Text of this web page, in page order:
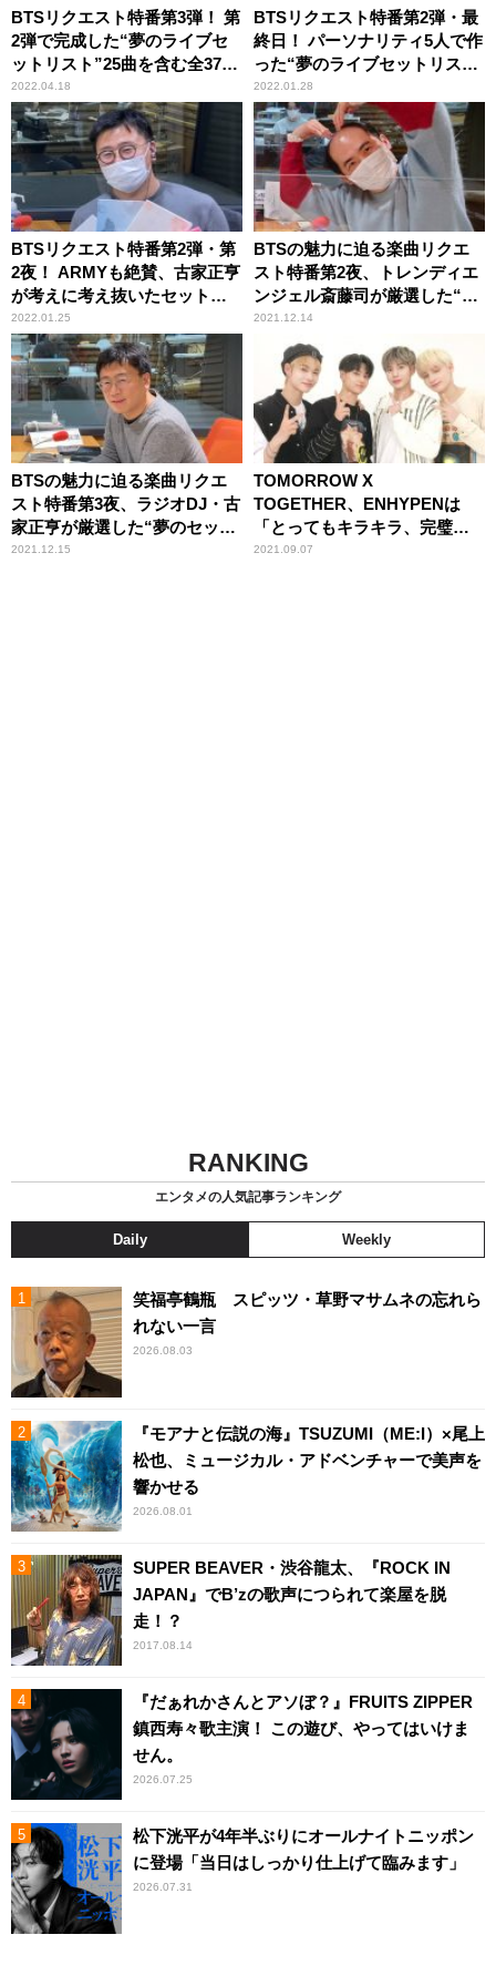
BTSリクエスト特番第3弾！ 第
2弾で完成した“夢のライブセ
ットリスト”25曲を含む全37曲
をオンエア！
2022.04.18
BTSリクエスト特番第2弾・最
終日！ パーソナリティ5人で作
った“夢のライブセットリス
ト”が完成！
2022.01.28
BTSリクエスト特番第2弾・第
2夜！ ARMYも絶賛、古家正亨
が考えに考え抜いたセットリ
ストを公開！
2022.01.25
BTSの魅力に迫る楽曲リクエ
スト特番第2夜、トレンディエ
ンジェル斎藤司が厳選した“夢
のセットリスト”を披露
2021.12.14
BTSの魅力に迫る楽曲リクエ
スト特番第3夜、ラジオDJ・古
家正亨が厳選した“夢のセット
リスト”を披露
2021.12.15
TOMORROW X
TOGETHER、ENHYPENは
「とってもキラキラ、完璧な
後輩」
2021.09.07
RANKING
エンタメの人気記事ランキング
Daily Weekly
笑福亭鶴瓶 スピッツ・草野マサムネの忘れら
れない一言
2026.08.03
『モアナと伝説の海』TSUZUMI（ME:I）×尾上
松也、ミュージカル・アドベンチャーで美声を
響かせる
2026.08.01
SUPER BEAVER・渋谷龍太、『ROCK IN
JAPAN』でB’zの歌声につられて楽屋を脱
走！？
2017.08.14
『だぁれかさんとアソぼ？』FRUITS ZIPPER
鎮西寿々歌主演！ この遊び、やってはいけま
せん。
2026.07.25
松下洸平が4年半ぶりにオールナイトニッポン
に登場「当日はしっかり仕上げて臨みます」
2026.07.31